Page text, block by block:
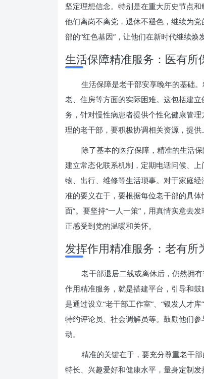
坚定理想信念。特别是在重大历史节点
他们离岗不离党，退休不褪色，继续为
部的“红色基因”，让他们在新时代继续焕
生活保障精准服务：医有所
生活保障是老干部安享晚年的基础
老、住房等方面的实际困难。这包括建
务，针对慢性病患者提供个性化健康管
理的老干部，要积极协调相关资源，提
除了基本的医疗保障，精准的生活
建立常态化联系机制，定期电话问候、
物、出行、维修等生活琐事。对于家庭
准的要义在于，要根据每位老干部的具
面”。要坚持“一人一策”，用真情实意去
正感受到党的温暖和关怀。
发挥作用精准服务：老有所
老干部退居二线或离休后，仍然拥
作用精准服务，就是搭建平台，引导和
是通过设立“老干部工作室”、“银发人才
特约评论员、社会调解员等。鼓励他们
动。
精准的关键在于，要充分尊重老干
特长、兴趣爱好和健康水平，量身定制